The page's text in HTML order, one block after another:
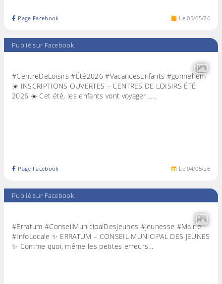
Le05/05/26
Page Facebook
Publié sur Facebook
#CentreDeLoisirs #Été2026 #VacancesEnfants #gonnehem
☀️ INSCRIPTIONS OUVERTES – CENTRES DE LOISIRS ÉTÉ
2026 ☀️ Cet été, les enfants vont voyager……
Le04/05/26
Page Facebook
Publié sur Facebook
#Erratum #ConseilMunicipalDesJeunes #Jeunesse #Mairie
#InfoLocale ✨ ERRATUM – CONSEIL MUNICIPAL DES JEUNES
✨ Comme quoi, même les petites erreurs…